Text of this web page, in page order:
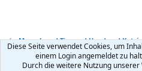
Mensch und Tier und Hund und Katz´
Kontakt Nutzungsbedingungen
Diese Seite verwendet Cookies, um
einem Login angemeldet zu
Durch die weitere Nutzung